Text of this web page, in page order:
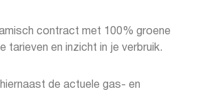
contract met 100% groene
tarieven en inzicht in je verbruik.
de actuele gas- en